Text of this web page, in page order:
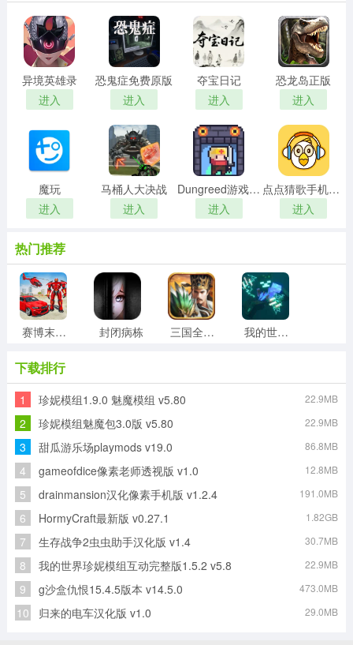
异境英雄录
进入
恐鬼症免费原版
进入
夺宝日记
进入
恐龙岛正版
进入
魔玩
进入
马桶人大决战
进入
Dungreed游戏纯净版
进入
点点猜歌手机正版
进入
热门推荐
赛博末日世界 封闭病栋 三国全面战争通用版 我的世界烦人的村民免费原版
方块世界最新版 像素怪物学院
恐龙岛手机免费版 点点猜歌官方版
下载排行
1 珍妮模组1.9.0 魅魔模组 v5.80 22.9MB
2 珍妮模组魅魔包3.0版 v5.80 22.9MB
3 甜瓜游乐场playmods v19.0 86.8MB
4 gameofdice像素老师透视版 v1.0 12.8MB
5 drainmansion汉化像素手机版 v1.2.4 191.0MB
6 HormyCraft最新版 v0.27.1 1.82GB
7 生存战争2虫虫助手汉化版 v1.4 30.7MB
8 我的世界珍妮模组互动完整版1.5.2 v5.8 22.9MB
9 g沙盒仇恨15.4.5版本 v14.5.0 473.0MB
10 归来的电车汉化版 v1.0 29.0MB